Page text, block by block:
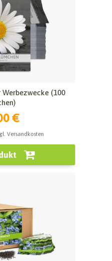
(100
€
Versandkosten